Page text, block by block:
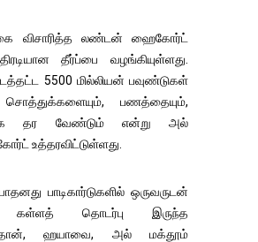
விசாரித்த லண்டன் ஹைகோர்ட்
தீர்ப்பை வழங்கியுள்ளது.
5500 மில்லியன் பவுண்டுகள்
பணத்தையும்,
தர வேண்டும் என்று அல்
உத்தரவிட்டுள்ளது.
பாடிகார்டுகளில் ஒருவருடன்
கள்ளத் தொடர்பு இருந்த
ஹயாவை, அல் மக்தூம்